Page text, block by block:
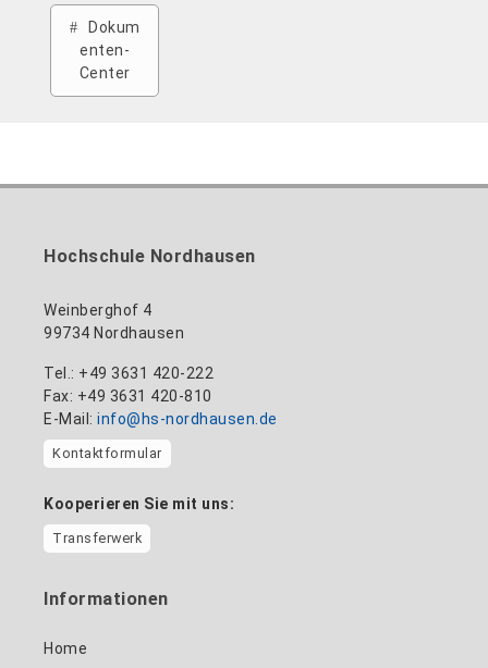
Dokum
enten-
Center
Hochschule Nordhausen
Weinberghof 4
99734 Nordhausen
Tel.: +49 3631 420-222
Fax: +49 3631 420-810
E-Mail: info@hs-nordhausen.de
Kontaktformular
Kooperieren Sie mit uns:
Transferwerk
Informationen
Home